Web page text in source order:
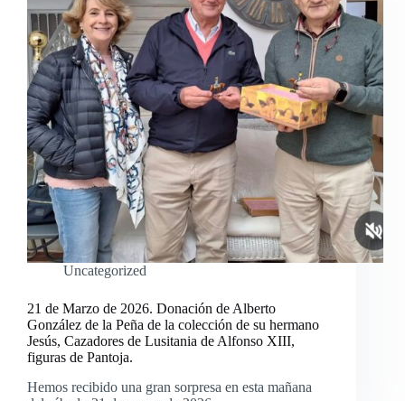
Uncategorized
21 de Marzo de 2026. Donación de Alberto
González de la Peña de la colección de su hermano
Jesús, Cazadores de Lusitania de Alfonso XIII,
figuras de Pantoja.
Hemos recibido una gran sorpresa en esta mañana